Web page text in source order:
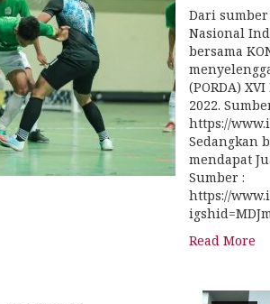
Dari
Nasional
bersama
(PORDA)
2022.
https://
Sedangkan
mendapat
Sumber :
https://
Read More